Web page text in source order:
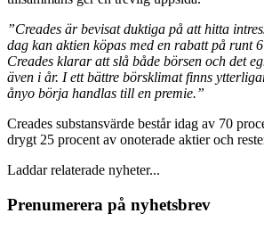
”Creades är bevisat duktiga på att hitta
dag kan aktien köpas med en rabatt på runt
Creades klarar att slå både börsen och det
även i år. I ett bättre börsklimat finns
ånyo börja handlas till en premie.”
Creades substansvärde består idag av 70
drygt 25 procent av onoterade aktier och
Laddar relaterade nyheter...
Prenumerera på nyhetsbrev